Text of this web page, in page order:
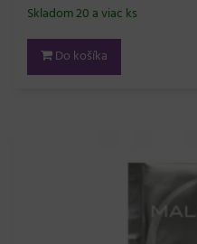
Skladom 20 a viac ks
Do košíka